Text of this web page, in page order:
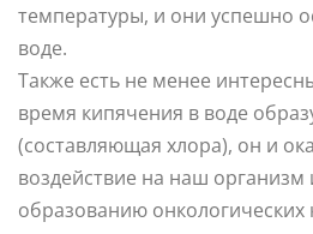
температуры, и они успешно
воде.
Также есть не менее
время кипячения в воде
(составляющая хлора), он и
воздействие на наш организм
образованию онкологических